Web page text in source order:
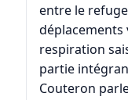
entre le
déplacements
respiration
partie
Couteron